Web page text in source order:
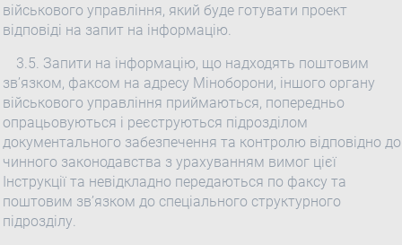
військового управління, який буде готувати проект
відповіді на запит на інформацію.
3.5. Запити на інформацію, що надходять поштовим
зв’язком, факсом на адресу Міноборони, іншого органу
військового управління приймаються, попередньо
опрацьовуються і реєструються підрозділом
документального забезпечення та контролю відповідно до
чинного законодавства з урахуванням вимог цієї
Інструкції та невідкладно передаються по факсу та
поштовим зв’язком до спеціального структурного
підрозділу.